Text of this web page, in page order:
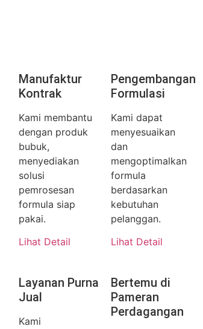
Manufaktur
Kontrak
Kami membantu
dengan produk
bubuk,
menyediakan
solusi
pemrosesan
formula siap
pakai.
Lihat Detail
Pengembangan
Formulasi
Kami dapat
menyesuaikan
dan
mengoptimalkan
formula
berdasarkan
kebutuhan
pelanggan.
Lihat Detail
Layanan Purna
Jual
Kami
Bertemu di
Pameran
Perdagangan